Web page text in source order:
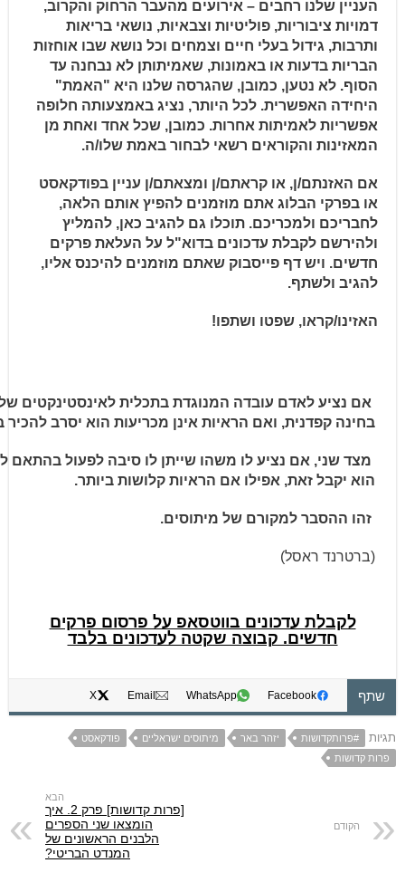
העניין שלנו רחבים – אירועים מהעבר הרחוק והקרוב,
דמויות ציבוריות, פוליטיות וצבאיות, נושאי בריאות
ותרבות, גידול בעלי חיים וצמחים וכל נושא שבו אוחזות
הבריות בדעות או באמונות, שאמיתותן לא נבחנה עד
הסוף. לא נטען, כמובן, שהגרסה שלנו היא "האמת"
היחידה האפשרית. לכל היותר, נציג באמצעותה חלופה
אפשריות לאמיתות אחרות. כמובן, שכל אחד ואחת מן
המאזינות והקוראים רשאי לבחור באמת שלו/ה.
אם האזנתם/ן, או קראתם/ן ומצאתם/ן עניין בפודקאסט
או בפרקי הבלוג אתם מוזמנים להפיץ אותם הלאה,
לחבריכם ולמכריכם. תוכלו גם להגיב כאן, להמליץ
ולהירשם לקבלת עדכונים בדוא"ל על העלאת פרקים
חדשים. ויש דף פייסבוק שאתם מוזמנים להיכנס אליו,
להגיב ולשתף.
האזינו/קראו, שפטו ושתפו!
אם נציע לאדם עובדה המנוגדת בתכלית לאינסטינקטים
בחינה קפדנית, ואם הראיות אינן מכריעות הוא יסרב
מצד שני, אם נציע לו משהו שייתן לו סיבה לפעול בהתאם
הוא יקבל זאת, אפילו אם הראיות קלושות ביותר.
זהו ההסבר למקורם של מיתוסים.
(ברטרנד ראסל)
לקבלת עדכונים בווטסאפ על פרסום פרקים
חדשים. קבוצה שקטה לעדכונים בלבד
שתף Facebook
WhatsApp
Email
X
תגיות #פרותקדושות יזהר באר מיתוסים ישראליים
פודקאסט
פרות קדושות
[פרות קדושות] פרק 2. איך
הומצאו שני הספרים
הלבנים הראשונים של
המנדט הבריטי?